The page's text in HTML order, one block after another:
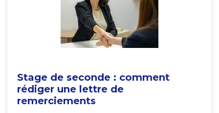
Stage de seconde : comment
rédiger une lettre de
remerciements